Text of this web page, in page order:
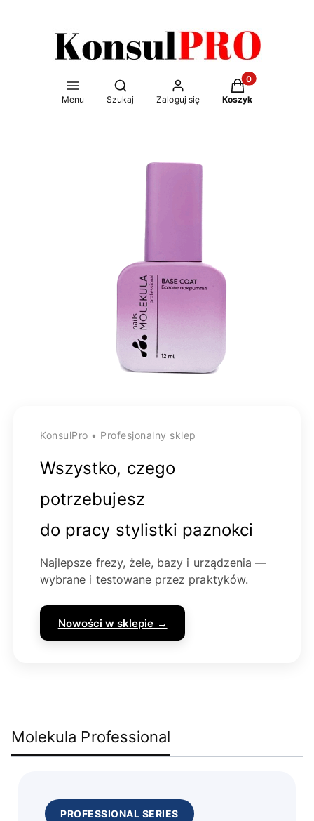
Menu
Otwórz wyszukiwarkę
Szukaj Zaloguj się
Produkty w
Koszyk
KonsulPro • Profesjonalny sklep
Wszystko, czego
potrzebujesz
do pracy stylistki paznokci
Najlepsze frezy, żele, bazy i urządzenia —
wybrane i testowane przez praktyków.
Nowości w sklepie →
Molekula Professional
PROFESSIONAL SERIES